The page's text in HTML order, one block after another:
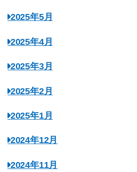
2025年5月
2025年4月
2025年3月
2025年2月
2025年1月
2024年12月
2024年11月